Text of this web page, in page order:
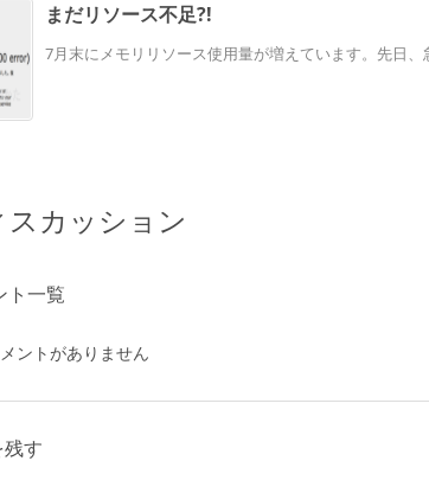
まだリソース不足?!
7月末にメモリリソース使用量が増えています。先日
スカッション
ト一覧
ントがありません
す